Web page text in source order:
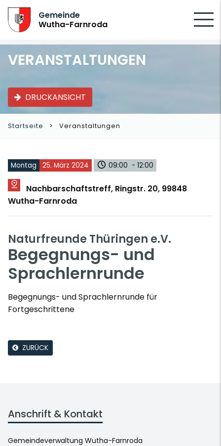
Gemeinde
Wutha-Farnroda
VERANSTALTUNGEN
DRUCKANSICHT
Startseite Veranstaltungen
Montag 25. März 2024 09:00 - 12:00
Nachbarschaftstreff, Ringstr. 20, 99848
Wutha-Farnroda
Naturfreunde Thüringen e.V.
Begegnungs- und
Sprachlernrunde
Begegnungs- und Sprachlernrunde für
Fortgeschrittene
ZURÜCK
Anschrift & Kontakt
Gemeindeverwaltung Wutha-Farnroda